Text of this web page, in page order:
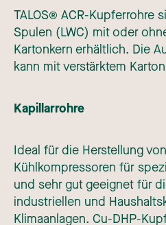
TALOS® ACR-Kupferrohre
Spulen (LWC) mit oder
Kartonkern erhältlich. Die
kann mit verstärktem
Kapillarrohre
Ideal für die Herstellung
Kühlkompressoren für
und sehr gut geeignet für
industriellen und
Klimaanlagen. Cu-DHP-